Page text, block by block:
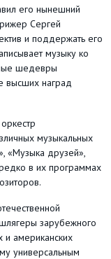
его нынешний
Сергей
и поддержать его
музыку ко
шедевры
высших наград
музыкальных
«Музыка друзей»,
в их программах
зарубежного
и американских
универсальным